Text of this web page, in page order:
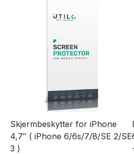
Skjermbeskytter for iPhone
4,7″ ( iPhone 6/6s/7/8/SE 2/SE
3 )